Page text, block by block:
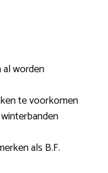
al worden
te voorkomen
als B.F.